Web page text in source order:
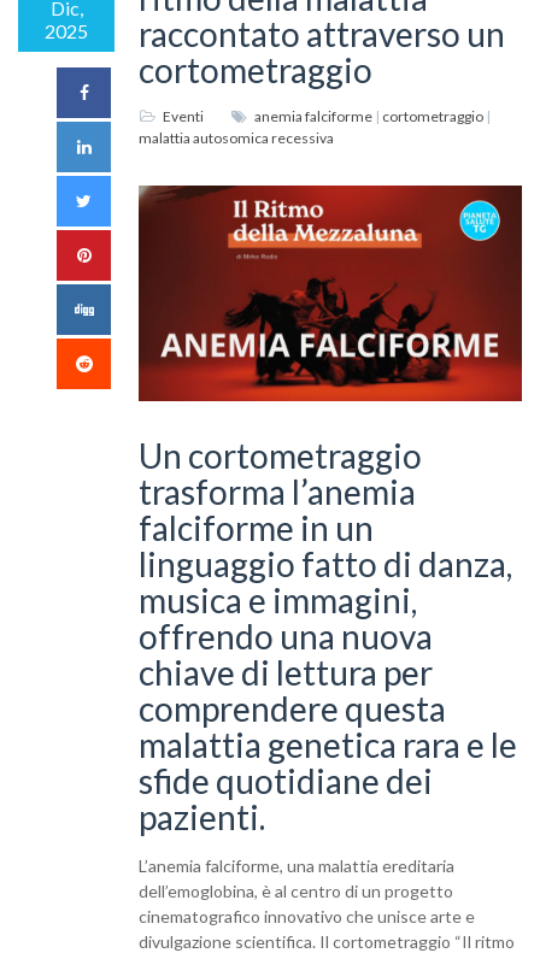
Dic,
2025
raccontato attraverso un
cortometraggio
Eventi anemia falciforme | cortometraggio |
malattia autosomica recessiva
Un cortometraggio
trasforma l’anemia
falciforme in un
linguaggio fatto di danza,
musica e immagini,
offrendo una nuova
chiave di lettura per
comprendere questa
malattia genetica rara e le
sfide quotidiane dei
pazienti.
L’anemia falciforme, una malattia ereditaria
dell’emoglobina, è al centro di un progetto
cinematografico innovativo che unisce arte e
divulgazione scientifica. Il cortometraggio “Il ritmo